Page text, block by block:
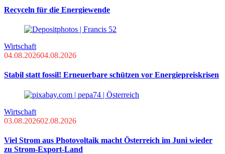
Recyceln für die Energiewende
Wirtschaft
04.08.202604.08.2026
Stabil statt fossil! Erneuerbare schützen vor Energiepreiskrisen
Wirtschaft
03.08.202602.08.2026
Viel Strom aus Photovoltaik macht Österreich im Juni wieder
zu Strom-Export-Land